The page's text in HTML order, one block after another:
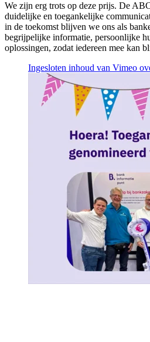
We zijn erg trots op deze prijs. De
duidelijke en toegankelijke
in de toekomst blijven we ons als
begrijpelijke informatie, persoonlijke
oplossingen, zodat iedereen mee kan
Ingesloten inhoud van Vimeo